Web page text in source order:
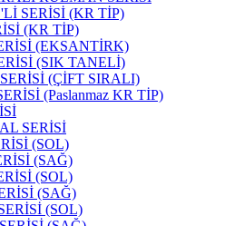
SERİSİ (KR TİP)
(KR TİP)
(EKSANTİRK)
(SIK TANELİ)
(ÇİFT SIRALI)
(Paslanmaz KR TİP)
SERİSİ
(SOL)
(SAĞ)
(SOL)
(SAĞ)
(SOL)